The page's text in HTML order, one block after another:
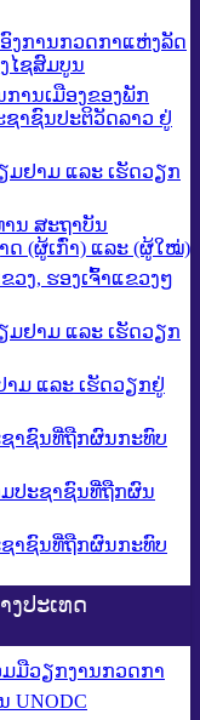
ງການກວດກາແຫ່ງລັດ
ໄຊສົມບູນ
ານເມືອງຂອງພັກ
ຊາຊົນປະຕິວັດລາວ ຢູ່
ມຢາມ ແລະ ເຮັດວຽກ
ນ ສະຖາບັນ
ດ (ຜູ້ເກົ່າ) ແລະ (ຜູ້ໃໝ່)
ວງ, ຮອງເຈົ້າແຂວງໆ
ມຢາມ ແລະ ເຮັດວຽກ
ມ ແລະ ເຮັດວຽກຢູ່
າຊົນທີ່ຖືກຜົນກະທົບ
ປະຊາຊົນທີ່ຖືກຜົນ
າຊົນທີ່ຖືກຜົນກະທົບ
ງປະເທດ
ມື​ວຽກ​ງານກວດ​ກາ
UNODC